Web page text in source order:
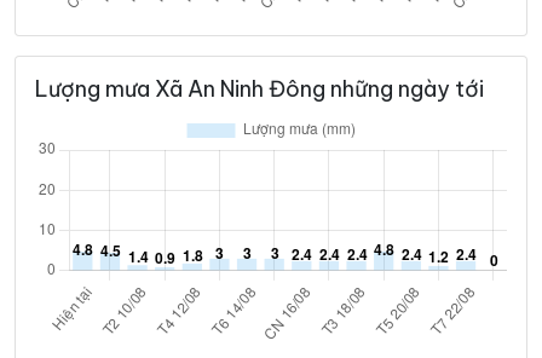
Lượng mưa Xã An Ninh Đông những ngày tới